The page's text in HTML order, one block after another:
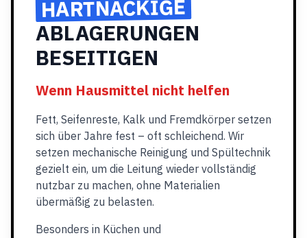
HARTNÄCKIGE
ABLAGERUNGEN
BESEITIGEN
Wenn Hausmittel nicht helfen
Fett, Seifenreste, Kalk und Fremdkörper setzen
sich über Jahre fest – oft schleichend. Wir
setzen mechanische Reinigung und Spültechnik
gezielt ein, um die Leitung wieder vollständig
nutzbar zu machen, ohne Materialien
übermäßig zu belasten.
Besonders in Küchen und